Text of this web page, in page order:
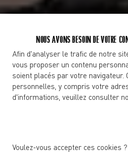
NOUS AVONS BESOIN DE VOTRE
Afin d'analyser le trafic de notre
vous proposer un contenu
soient placés par votre
personnelles, y compris votre
d'informations, veuillez consulter
Voulez-vous accepter ces cookies ?